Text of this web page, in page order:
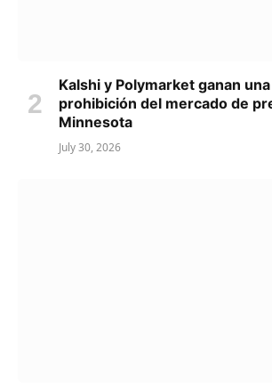
Kalshi y Polymarket ganan
prohibición del mercado de
Minnesota
July 30, 2026